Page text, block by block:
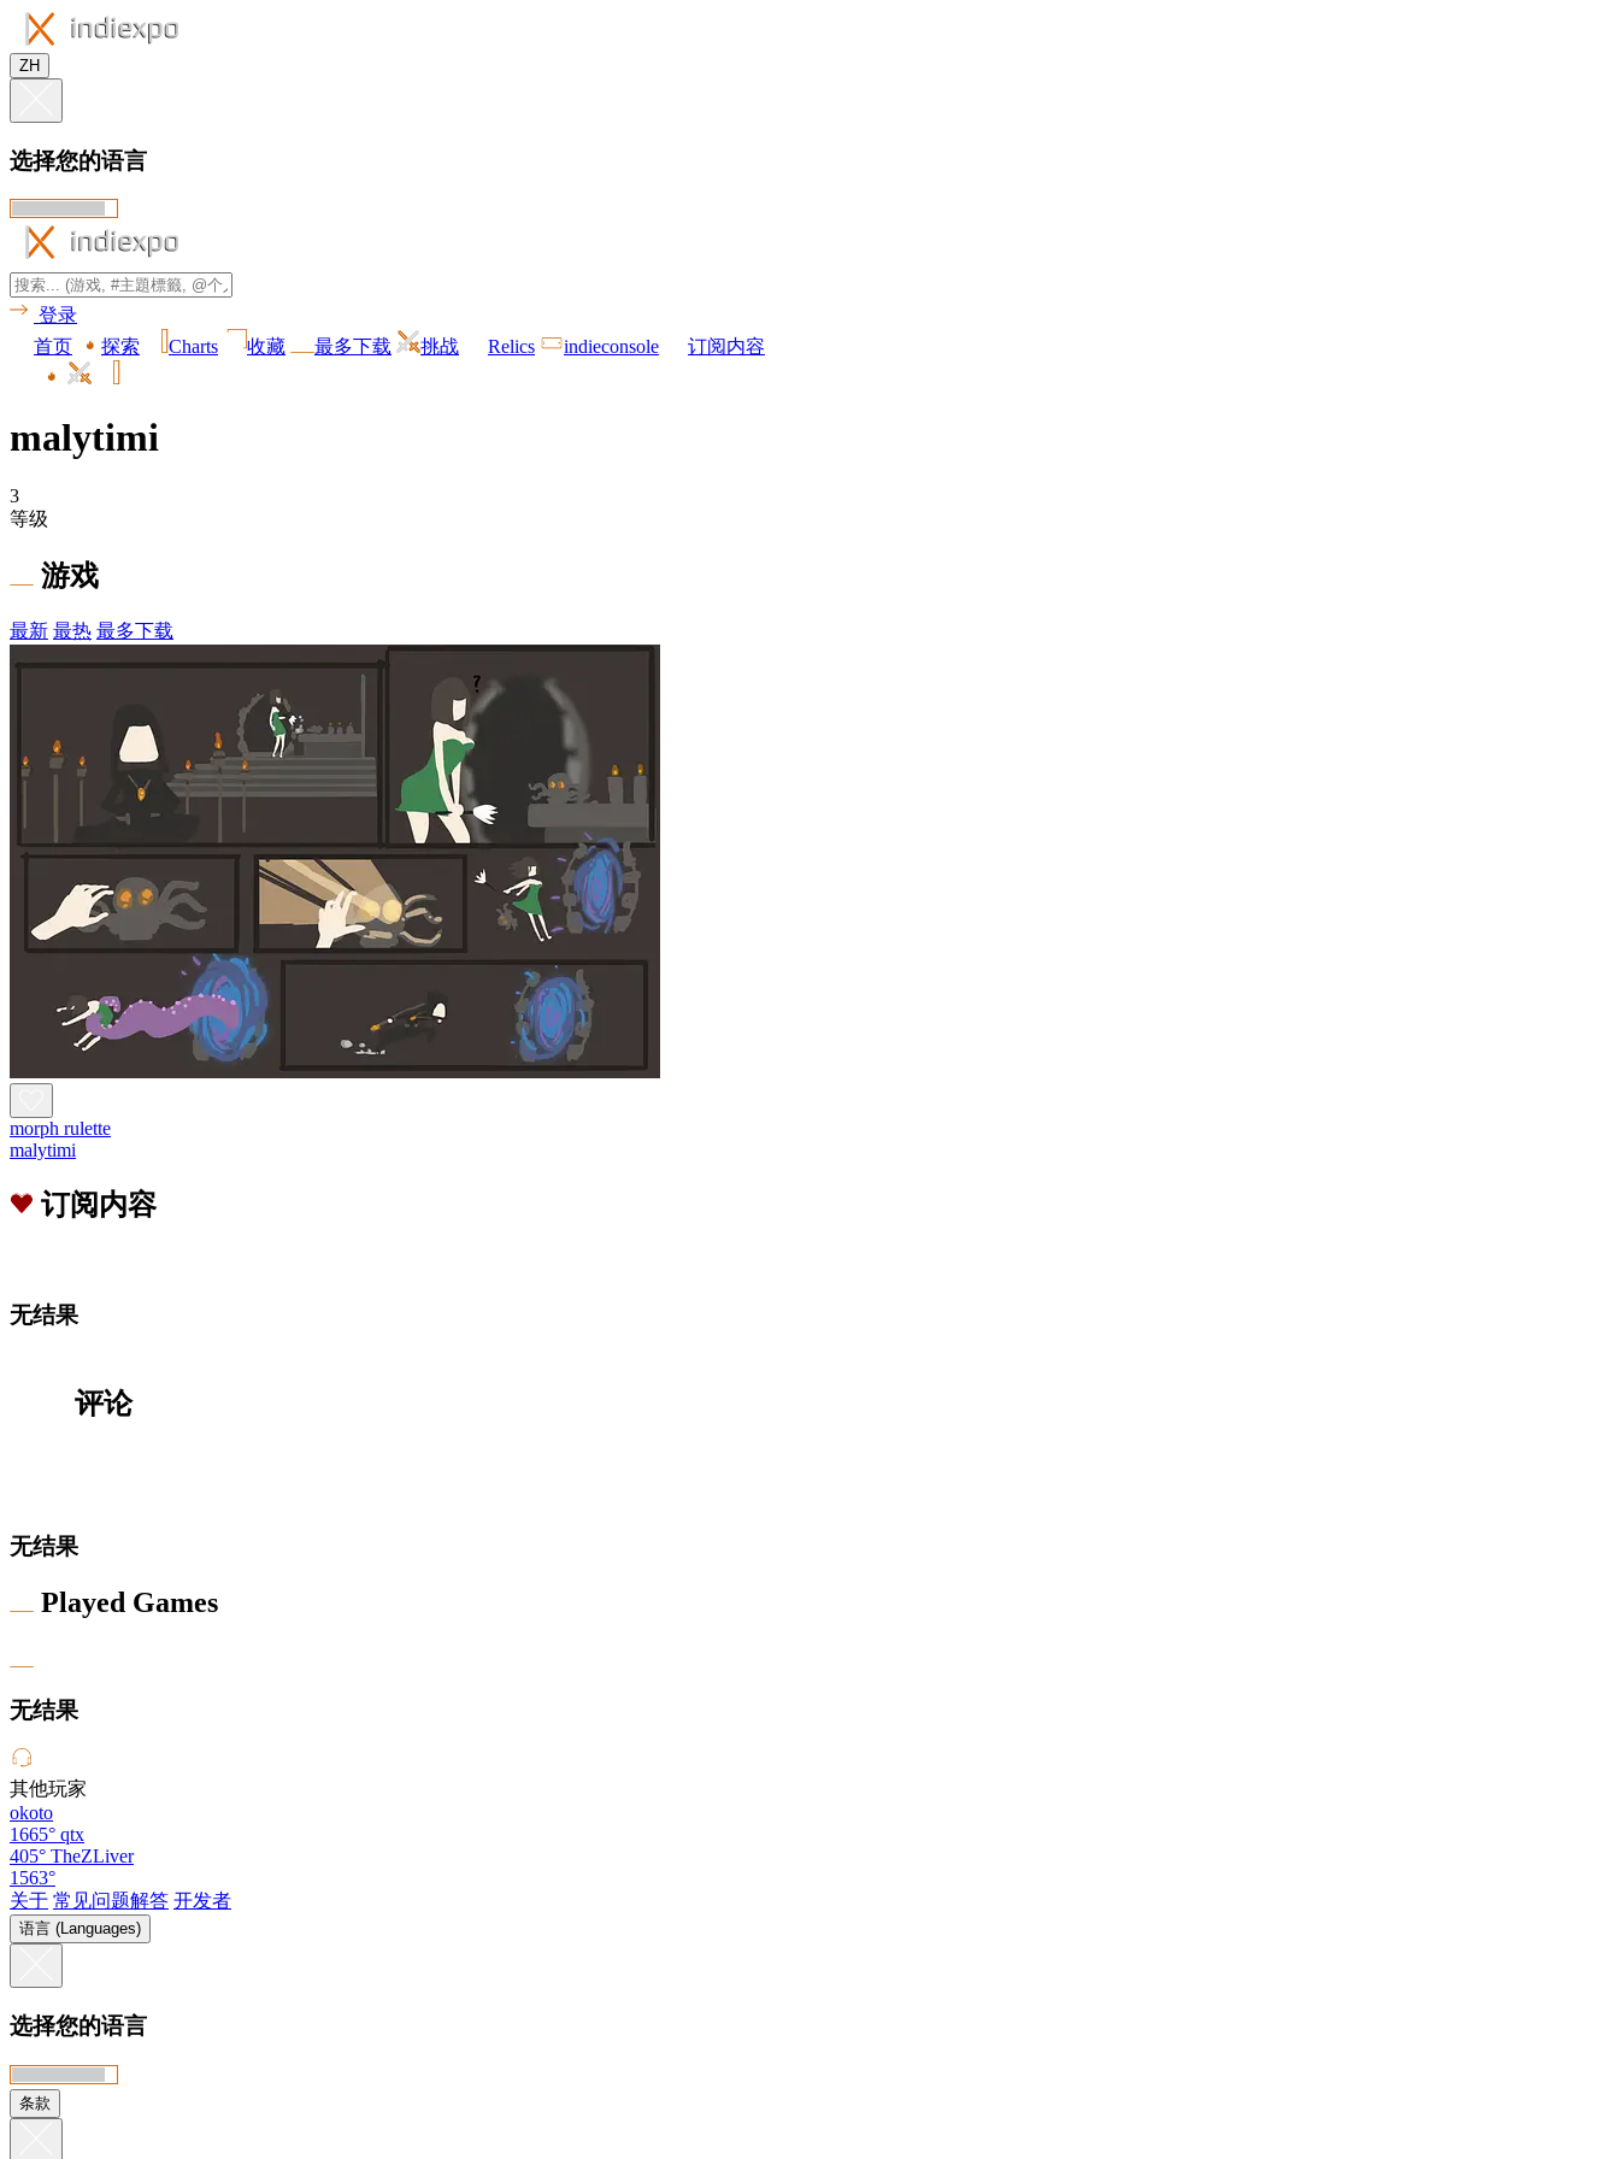
ZH
选择您的语言
登录
首页
探索 Charts 收藏 最多下载 挑战 Relics indieconsole 订阅内容
malytimi
3
等级
游戏
最新 最热 最多下载
morph rulette
malytimi
订阅内容
无结果
评论
无结果
Played Games
无结果
其他玩家
okoto
1665° qtx
405° TheZLiver
1563°
关于 常见问题解答 开发者
语言 (Languages)
选择您的语言
条款